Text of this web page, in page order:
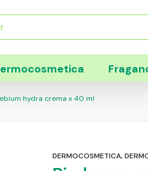
hydra crema x 40 ml
DERMOCOSMETICA,